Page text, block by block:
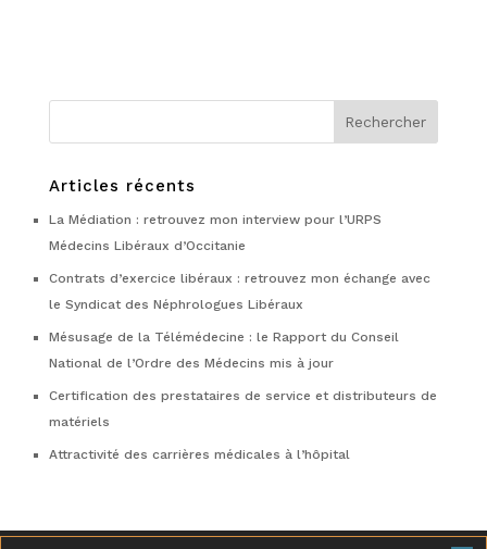
Articles récents
La Médiation : retrouvez mon interview pour l’URPS
Médecins Libéraux d’Occitanie
Contrats d’exercice libéraux : retrouvez mon échange avec
le Syndicat des Néphrologues Libéraux
Mésusage de la Télémédecine : le Rapport du Conseil
National de l’Ordre des Médecins mis à jour
Certification des prestataires de service et distributeurs de
matériels
Attractivité des carrières médicales à l’hôpital